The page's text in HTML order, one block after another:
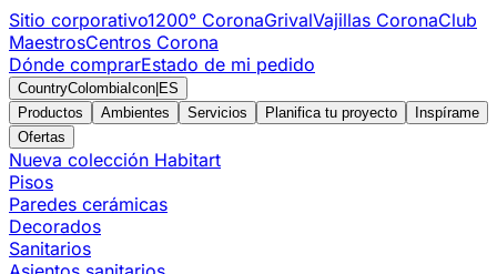
Sitio corporativo1200° CoronaGrivalVajillas CoronaClub
MaestrosCentros Corona
Dónde comprarEstado de mi pedido
CountryColombiaIcon ES
Productos
Ambientes Servicios Planifica tu proyecto
Inspírame
Ofertas
Nueva colección Habitart
Pisos
Paredes cerámicas
Decorados
Sanitarios